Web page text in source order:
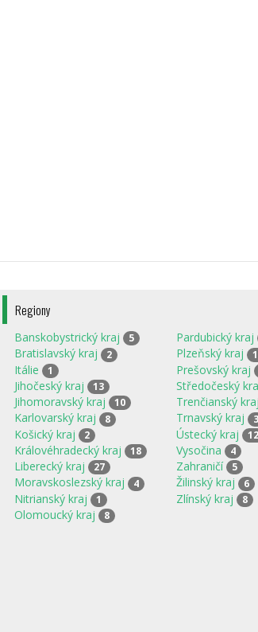
Regiony
Banskobystrický kraj 5
Bratislavský kraj 2
Itálie 1
Jihočeský kraj 13
Jihomoravský kraj 10
Karlovarský kraj 8
Košický kraj 2
Královéhradecký kraj 18
Liberecký kraj 27
Moravskoslezský kraj 4
Nitrianský kraj 1
Olomoucký kraj 8
Pardubický kraj
Plzeňský kraj
Prešovský kraj
Středočeský
Trenčianský kraj
Trnavský kraj 3
Ústecký kraj 12
Vysočina 4
Zahraničí 5
Žilinský kraj 6
Zlínský kraj 8